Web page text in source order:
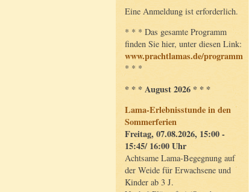
Eine Anmeldung ist erforderlich.
* * * Das gesamte Programm
finden Sie hier, unter diesen Link:
www.prachtlamas.de/programm
* * *
* * * August 2026 * * *
Lama-Erlebnisstunde in den
Sommerferien
Freitag, 07.08.2026, 15:00 -
15:45/ 16:00 Uhr
Achtsame Lama-Begegnung auf
der Weide für Erwachsene und
Kinder ab 3 J.